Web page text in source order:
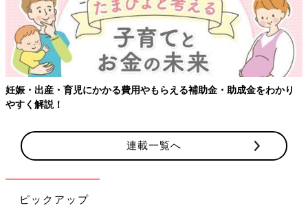
妊娠・出産・育児にかかる費用やもらえる補助金・助成金をわかり
やすく解説！
連載一覧へ
ピックアップ